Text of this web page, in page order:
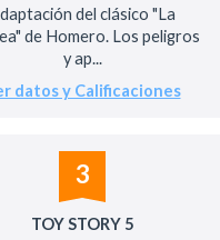
del clásico "La
de Homero. Los peligros
y ap...
datos y Calificaciones
3
TOY STORY 5